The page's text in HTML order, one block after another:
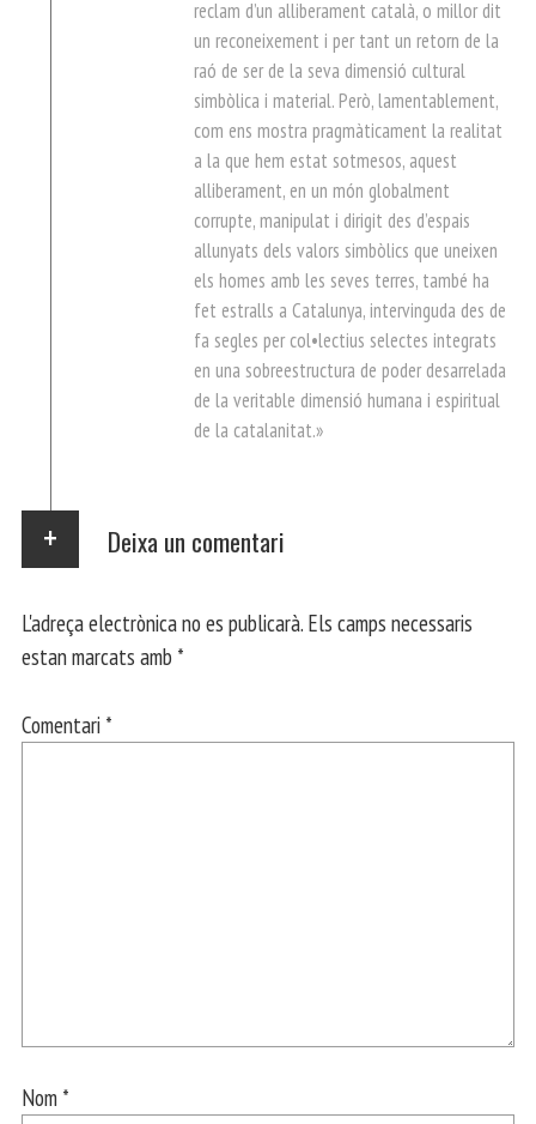
reclam d’un alliberament català, o millor dit
un reconeixement i per tant un retorn de la
raó de ser de la seva dimensió cultural
simbòlica i material. Però, lamentablement,
com ens mostra pragmàticament la realitat
a la que hem estat sotmesos, aquest
alliberament, en un món globalment
corrupte, manipulat i dirigit des d’espais
allunyats dels valors simbòlics que uneixen
els homes amb les seves terres, també ha
fet estralls a Catalunya, intervinguda des de
fa segles per col•lectius selectes integrats
en una sobreestructura de poder desarrelada
de la veritable dimensió humana i espiritual
de la catalanitat.»
Deixa un comentari
L'adreça electrònica no es publicarà. Els camps necessaris
estan marcats amb *
Comentari *
Nom *